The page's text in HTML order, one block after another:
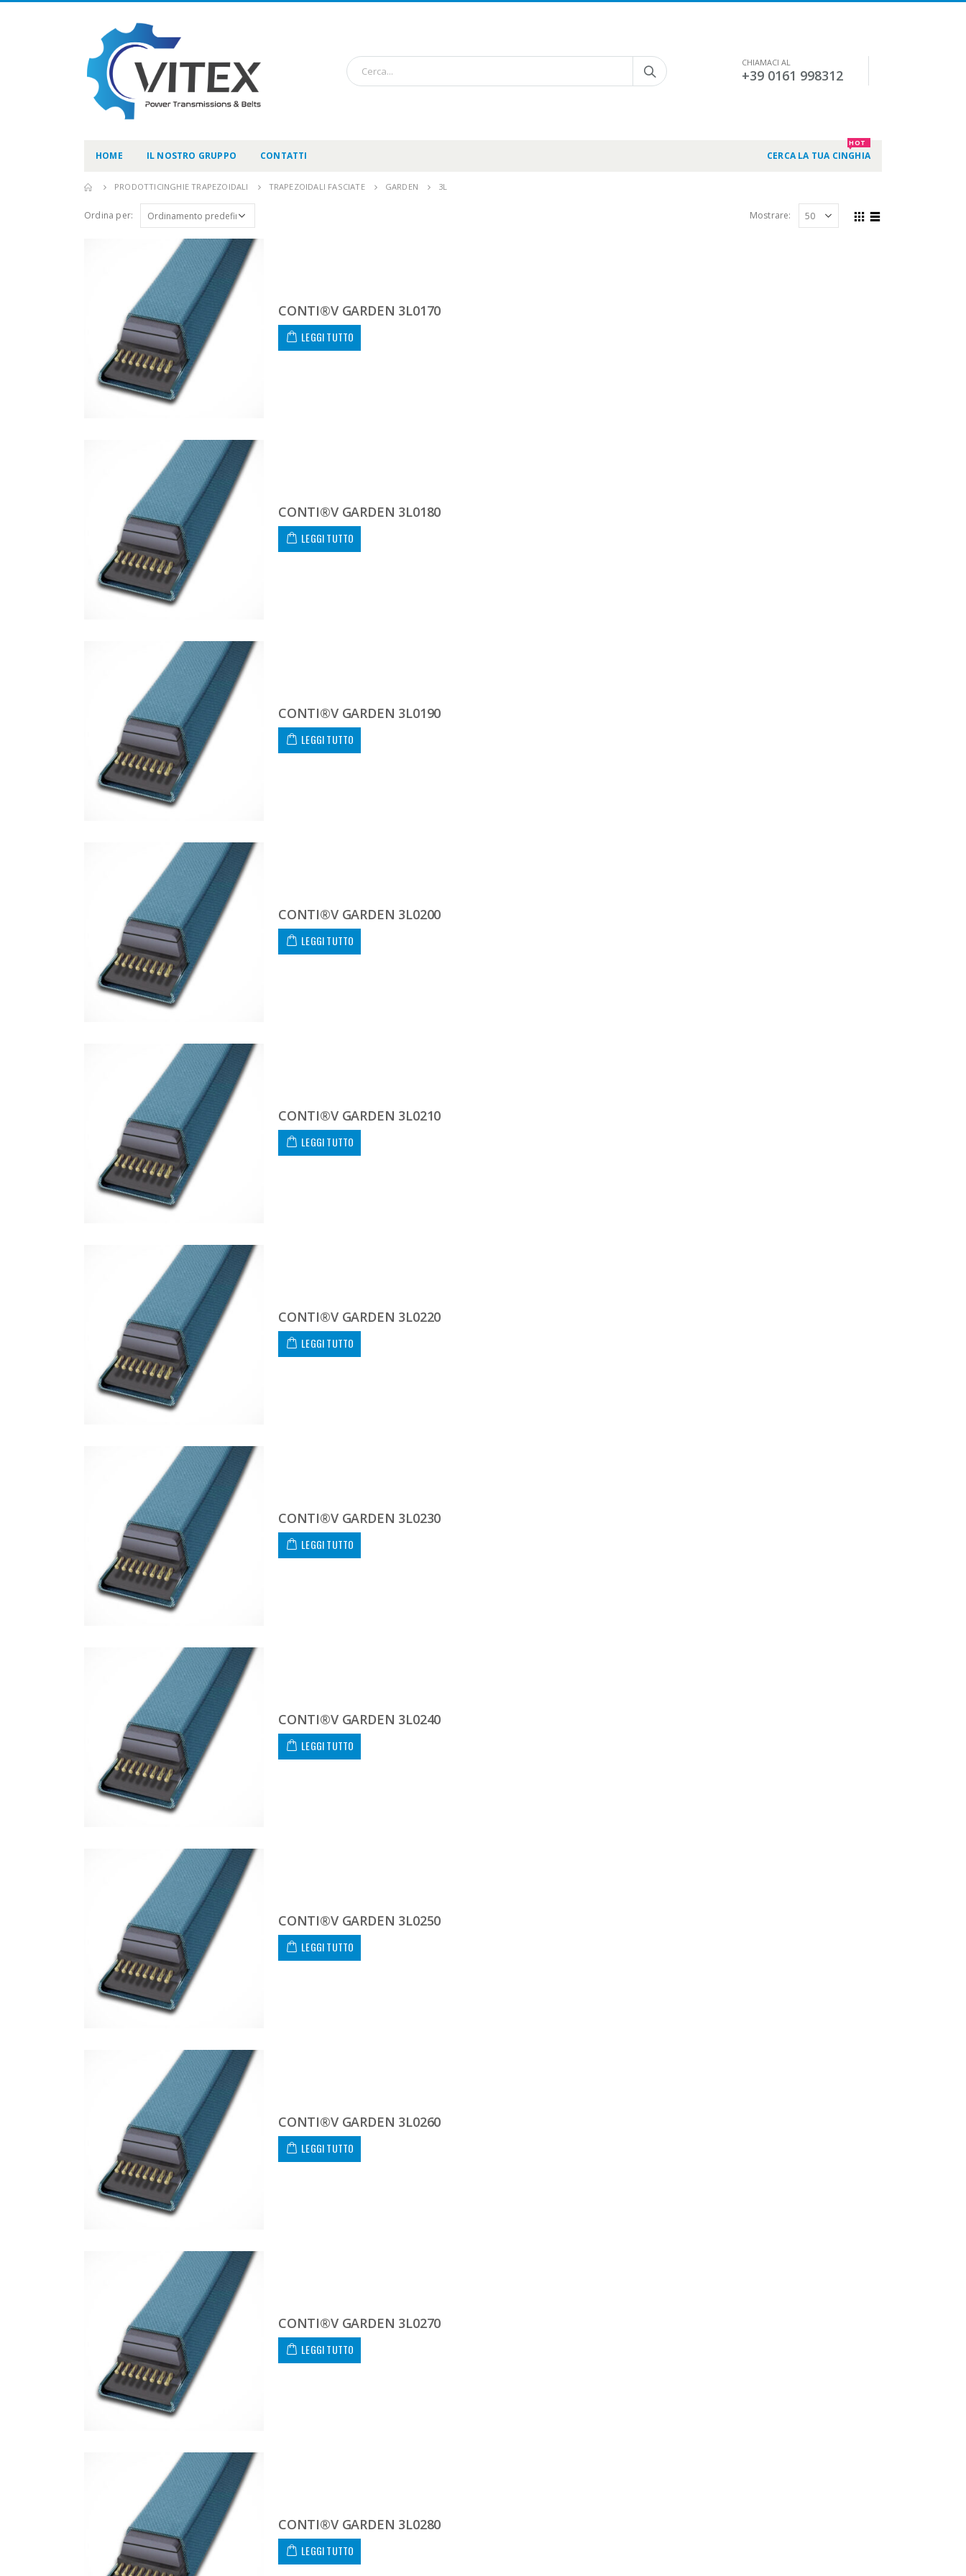
CHIAMACI AL
+39 0161 998312
HOME IL NOSTRO GRUPPO CONTATTI CERCA LA TUA CINGHIA
HOT
PRODOTTI CINGHIE TRAPEZOIDALI TRAPEZOIDALI FASCIATE GARDEN 3L
Ordina per: Mostrare:
CONTI®V GARDEN 3L0170
LEGGI TUTTO
CONTI®V GARDEN 3L0180
LEGGI TUTTO
CONTI®V GARDEN 3L0190
LEGGI TUTTO
CONTI®V GARDEN 3L0200
LEGGI TUTTO
CONTI®V GARDEN 3L0210
LEGGI TUTTO
CONTI®V GARDEN 3L0220
LEGGI TUTTO
CONTI®V GARDEN 3L0230
LEGGI TUTTO
CONTI®V GARDEN 3L0240
LEGGI TUTTO
CONTI®V GARDEN 3L0250
LEGGI TUTTO
CONTI®V GARDEN 3L0260
LEGGI TUTTO
CONTI®V GARDEN 3L0270
LEGGI TUTTO
CONTI®V GARDEN 3L0280
LEGGI TUTTO